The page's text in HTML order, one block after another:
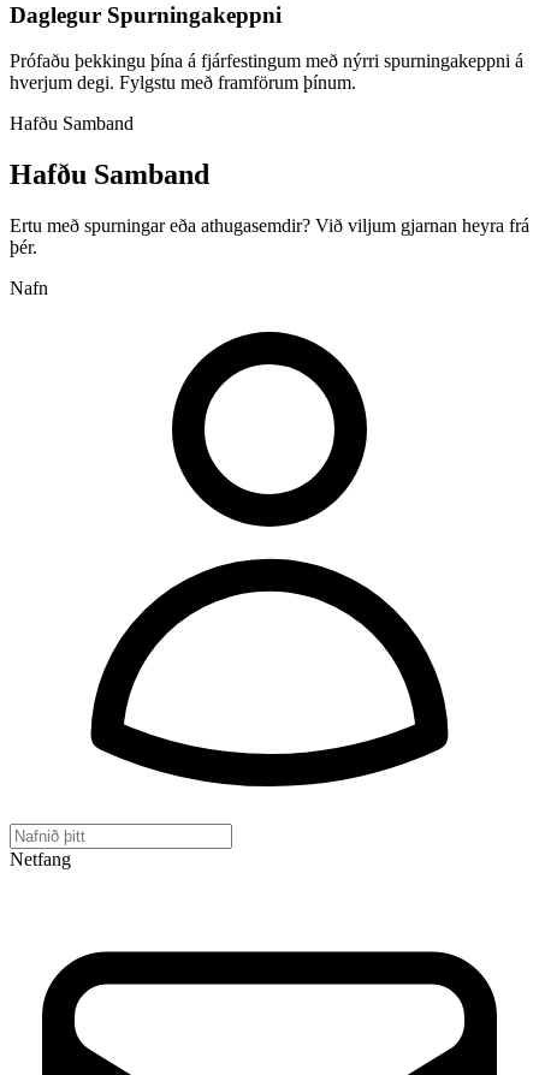
Daglegur Spurningakeppni
Prófaðu þekkingu þína á fjárfestingum með nýrri spurningakeppni á
hverjum degi. Fylgstu með framförum þínum.
Hafðu Samband
Hafðu Samband
Ertu með spurningar eða athugasemdir? Við viljum gjarnan heyra frá
þér.
Nafn
Netfang